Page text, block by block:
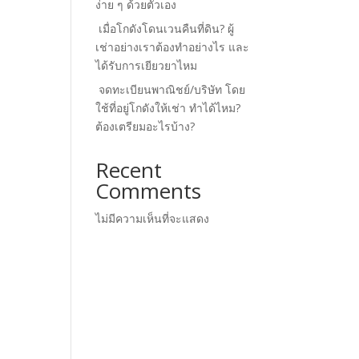
ง่าย ๆ ด้วยตัวเอง
เมื่อโกดังโดนเวนคืนที่ดิน? ผู้
เช่าอย่างเราต้องทำอย่างไร และ
ได้รับการเยียวยาไหม
จดทะเบียนพาณิชย์/บริษัท โดย
ใช้ที่อยู่โกดังให้เช่า ทำได้ไหม?
ต้องเตรียมอะไรบ้าง?
Recent
Comments
ไม่มีความเห็นที่จะแสดง